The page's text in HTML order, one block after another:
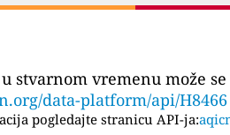
stvarnom vremenu može
data-platform/api/H8466
pogledajte stranicu API-ja: